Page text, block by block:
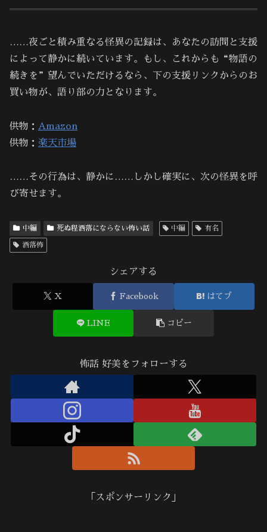
……夜ごと積み重なる怪異の記録は、あなたの訪問と支援
によって静かに続いています。もし、これからも“物語の
続きを”望んでいただけるなら、下の支援リンクからのお
買い物が、語り部の力となります。
供物： Amazon
供物： 楽天市場
……その行為は、静かに……しかし確実に、次の怪異を呼
び寄せます。
中編 死ぬ程洒落にならない怖い話 中編 有名
洒落怖
シェアする
X Facebook はてブ
LINE コピー
怖話 好美をフォローする
「スポンサーリンク」